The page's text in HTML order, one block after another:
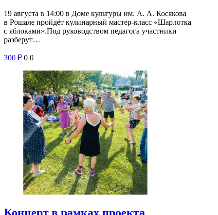
19 августа в 14:00 в Доме культуры им. А. А. Косякова
в Рошале пройдёт кулинарный мастер-класс «Шарлотка
с яблоками».Под руководством педагога участники
разберут…
300 ₽ 0 0